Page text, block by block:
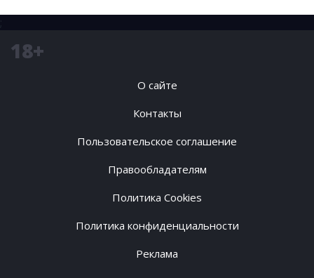
;
18+
О сайте
Контакты
Пользовательское соглашение
Правообладателям
Политика Cookies
Политика конфиденциальности
Реклама